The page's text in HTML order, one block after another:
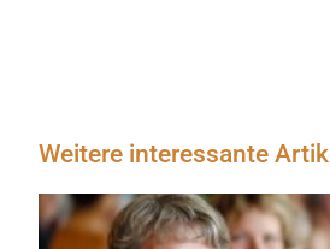
Weitere interessante